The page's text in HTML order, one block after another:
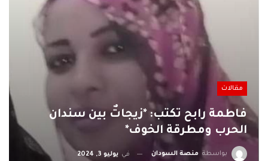
مقالات
فاطمة رابح تكتب: *زيجاتٌ بين سندان
الحرب ومطرقة الخوف*
بواسطة منصة السودان في يوليو 3, 2024